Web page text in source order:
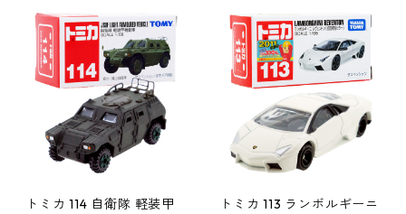
トミカ 114 自衛隊 軽装甲
トミカ 113 ランボルギーニ